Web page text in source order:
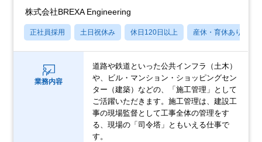
株式会社BREXA Engineering
正社員採用 土日祝休み 休日120日以上 産休・育休あり
業務内容
道路や鉄道といった公共インフラ（土木）
や、ビル・マンション・ショッピングセン
ター（建築）などの、「施工管理」として
ご活躍いただきます。施工管理は、建設工
事の現場監督として工事全体の管理をす
る、現場の「司令塔」ともいえる仕事で
す。